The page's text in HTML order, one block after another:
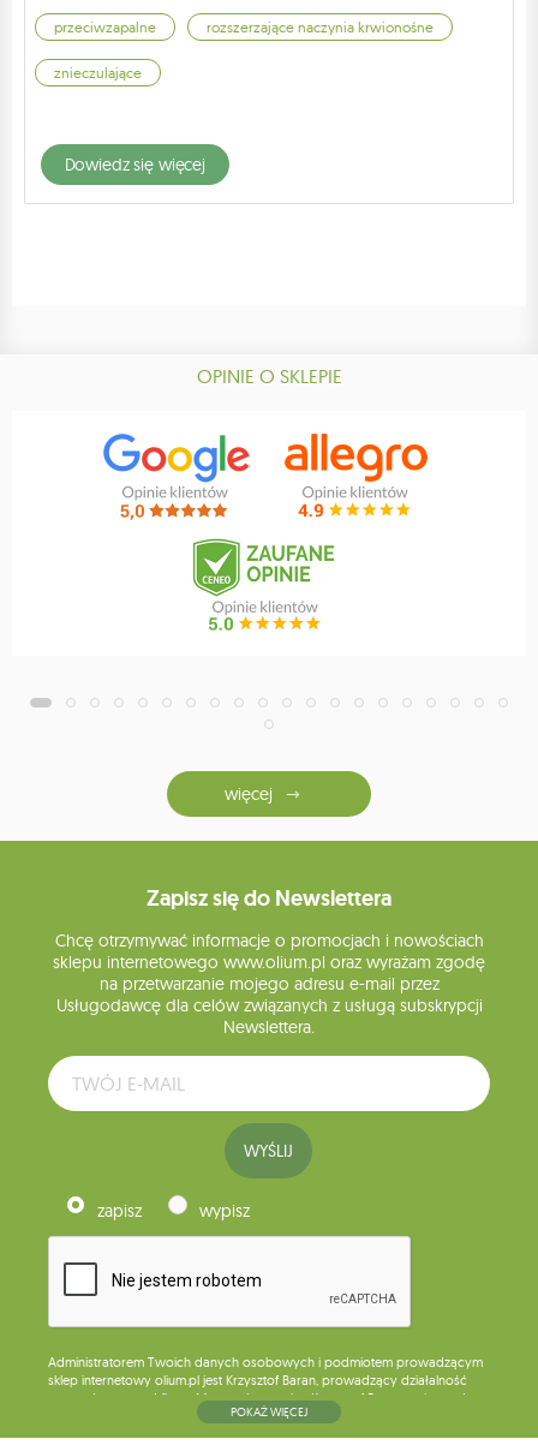
przeciwzapalne rozszerzające naczynia krwionośne
znieczulające
dowiedz się więcej
OPINIE O SKLEPIE
więcej
Zapisz się do Newslettera
Chcę otrzymywać informacje o promocjach i nowościach
sklepu internetowego www.olium.pl oraz wyrażam zgodę
na przetwarzanie mojego adresu e-mail przez
Usługodawcę dla celów związanych z usługą subskrypcji
Newslettera.
WYŚLIJ
zapisz wypisz
Administratorem Twoich danych osobowych i podmiotem prowadzącym
sklep internetowy olium.pl jest Krzysztof Baran, prowadzący działalność
gospodarczą pod firmą: Mouton Interactive Krzysztof Baran wpisaną do
Centralnej Ewidencji i Informacji o Działalności Gospodarczej, adres
głównego miejsca wykonywania działalności w Siedlcach, ul. Starowiejska
POKAŻ WIĘCEJ